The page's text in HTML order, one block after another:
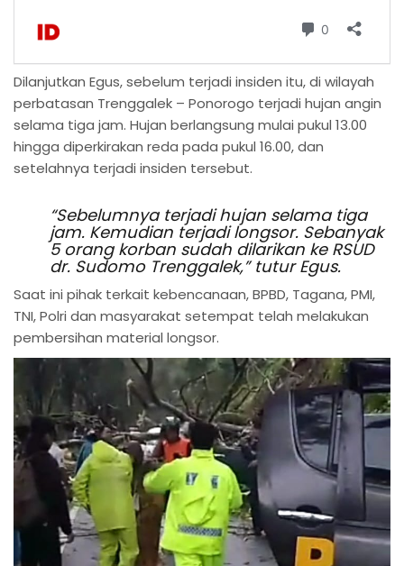
Dilanjutkan Egus, sebelum terjadi insiden itu, di wilayah
perbatasan Trenggalek – Ponorogo terjadi hujan angin
selama tiga jam. Hujan berlangsung mulai pukul 13.00
hingga diperkirakan reda pada pukul 16.00, dan
setelahnya terjadi insiden tersebut.
“Sebelumnya terjadi hujan selama tiga
jam. Kemudian terjadi longsor. Sebanyak
5 orang korban sudah dilarikan ke RSUD
dr. Sudomo Trenggalek,” tutur Egus.
Saat ini pihak terkait kebencanaan, BPBD, Tagana, PMI,
TNI, Polri dan masyarakat setempat telah melakukan
pembersihan material longsor.